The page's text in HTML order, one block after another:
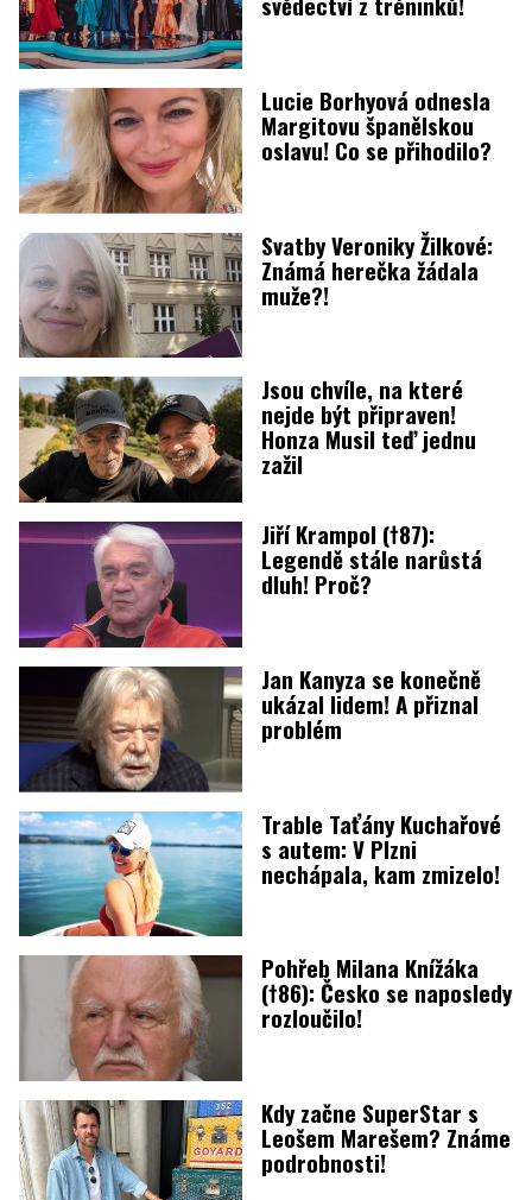
Lucie Borhyová odnesla
Margitovu španělskou
oslavu! Co se přihodilo?
Svatby Veroniky Žilkové:
Známá herečka žádala
muže?!
Jsou chvíle, na které
nejde být připraven!
Honza Musil teď jednu
zažil
Jiří Krampol (†87):
Legendě stále narůstá
dluh! Proč?
Jan Kanyza se konečně
ukázal lidem! A přiznal
problém
Trable Taťány Kuchařové
s autem: V Plzni
nechápala, kam zmizelo!
Pohřeb Milana Knížáka
(†86): Česko se naposledy
rozloučilo!
Kdy začne SuperStar s
Leošem Marešem? Známe
podrobnosti!